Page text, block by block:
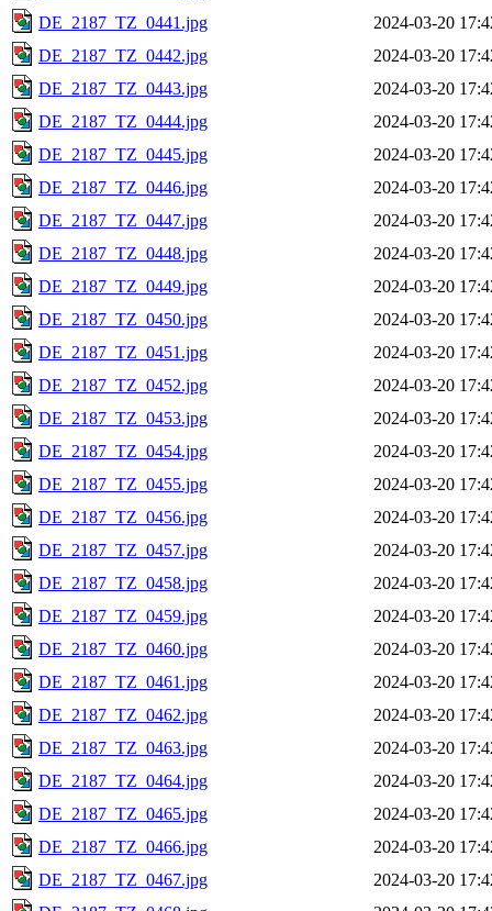
DE_2187_TZ_0441.jpg
2024-03-20
DE_2187_TZ_0442.jpg
2024-03-20
DE_2187_TZ_0443.jpg
2024-03-20
DE_2187_TZ_0444.jpg
2024-03-20
DE_2187_TZ_0445.jpg
2024-03-20
DE_2187_TZ_0446.jpg
2024-03-20
DE_2187_TZ_0447.jpg
2024-03-20
DE_2187_TZ_0448.jpg
2024-03-20
DE_2187_TZ_0449.jpg
2024-03-20
DE_2187_TZ_0450.jpg
2024-03-20
DE_2187_TZ_0451.jpg
2024-03-20
DE_2187_TZ_0452.jpg
2024-03-20
DE_2187_TZ_0453.jpg
2024-03-20
DE_2187_TZ_0454.jpg
2024-03-20
DE_2187_TZ_0455.jpg
2024-03-20
DE_2187_TZ_0456.jpg
2024-03-20
DE_2187_TZ_0457.jpg
2024-03-20
DE_2187_TZ_0458.jpg
2024-03-20
DE_2187_TZ_0459.jpg
2024-03-20
DE_2187_TZ_0460.jpg
2024-03-20
DE_2187_TZ_0461.jpg
2024-03-20
DE_2187_TZ_0462.jpg
2024-03-20
DE_2187_TZ_0463.jpg
2024-03-20
DE_2187_TZ_0464.jpg
2024-03-20
DE_2187_TZ_0465.jpg
2024-03-20
DE_2187_TZ_0466.jpg
2024-03-20
DE_2187_TZ_0467.jpg
2024-03-20